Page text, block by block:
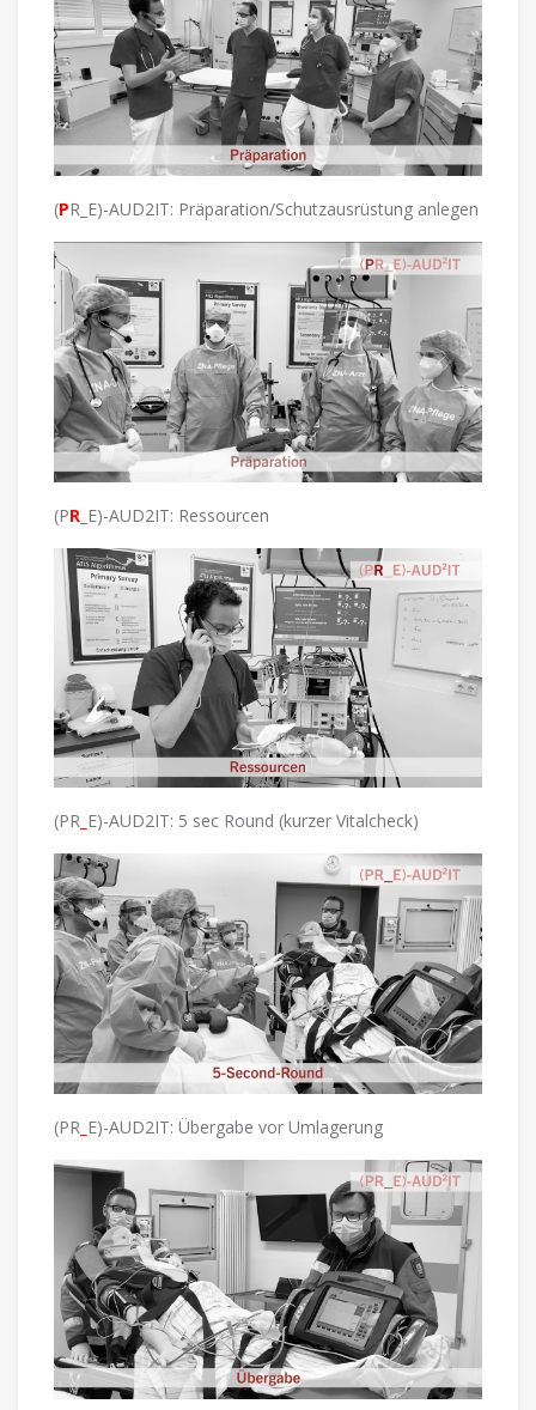
(PR_E)-AUD2IT: Präparation/Schutzausrüstung anlegen
(PR _E)-AUD2IT: Ressourcen
(PR E)-AUD2IT: 5 sec Round (kurzer Vitalcheck)
(PR E)-AUD2IT: Übergabe vor Umlagerung